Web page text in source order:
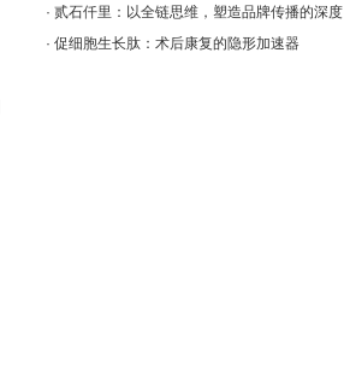
· 贰石仟里：以全链思维，塑造品牌传播的深度
· 促细胞生长肽：术后康复的隐形加速器